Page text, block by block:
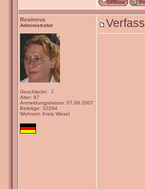
Rosinova
Administrator
Geschlecht:
Alter: 67
Anmeldungsdatum: 07.08.2007
Beiträge: 10294
Wohnort: Kreis Wesel